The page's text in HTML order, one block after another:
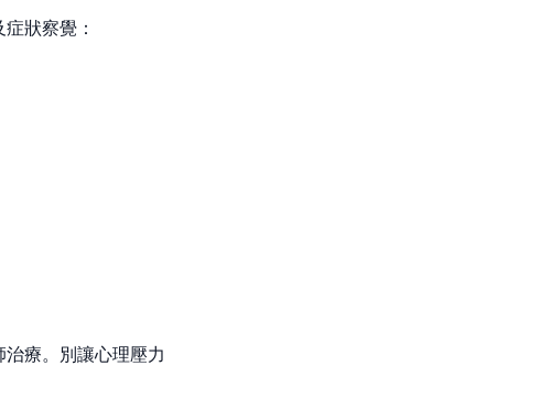
狀察覺：
療。別讓心理壓力